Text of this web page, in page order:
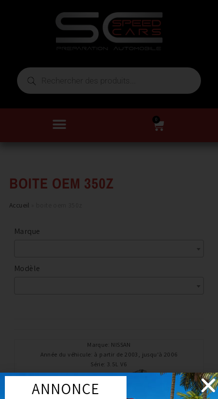
0
BOITE OEM 350Z
Accueil
Marque
Modèle
Marque: NISSAN
Année du véhicule: à partir de 2003, jusqu'à 2006
Série: 3.5L V6
ANNONCE